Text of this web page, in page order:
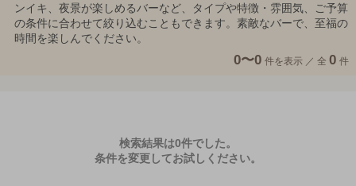
ンイキ、夜景が楽しめるバーなど、タイプや特徴・雰囲気、ご予算
の条件に合わせて絞り込むこともできます。素敵なバーで、至福の
時間を楽しんでください。
0〜0 件を表示 ／ 全 0 件
検索結果は0件でした。
条件を変更してお試しください。